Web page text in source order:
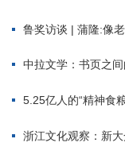
鲁奖访谈 | 蒲隆:像
中拉文学：书页之
5.25亿人的“精神食
浙江文化观察：新